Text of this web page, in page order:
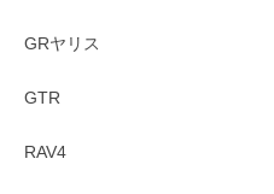
GRヤリス
GTR
RAV4